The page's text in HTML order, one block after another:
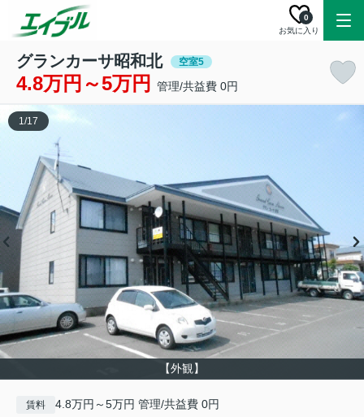
お気に入り
0
グランカーサ昭和北 空室5
4.8万円～5万円 管理/共益費 0円
【外観】
1/17
賃料 4.8万円～5万円 管理/共益費 0円